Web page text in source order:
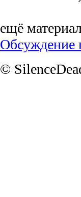
ещё
Обсуждение
©